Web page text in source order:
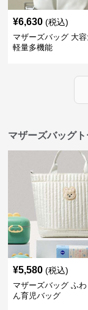
¥6,630 (税込)
マザーズバッグ 大
軽量多機能
マザーズバッグ
¥5,580 (税込)
マザーズバッグ ふ
ん育児バッグ